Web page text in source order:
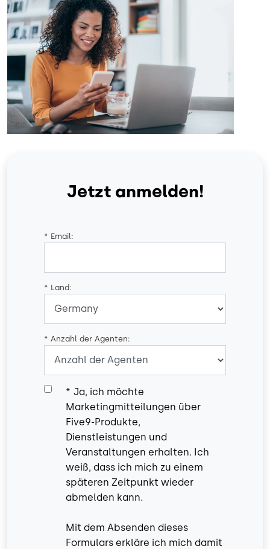
Jetzt anmelden!
* Email:
* Land:
* Anzahl der Agenten:
* Ja, ich möchte
Marketingmitteilungen über
Five9-Produkte,
Dienstleistungen und
Veranstaltungen erhalten. Ich
weiß, dass ich mich zu einem
späteren Zeitpunkt wieder
abmelden kann.
Mit dem Absenden dieses
Formulars erkläre ich mich damit